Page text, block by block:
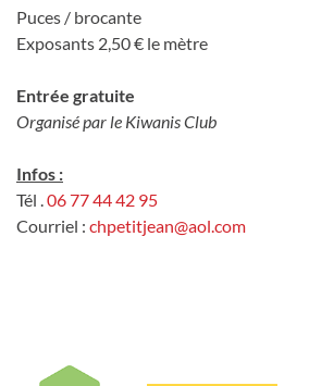
Puces / brocante
Exposants 2,50 € le mètre
Entrée gratuite
Organisé par le Kiwanis Club
Infos :
Tél . 06 77 44 42 95
Courriel : chpetitjean@aol.com